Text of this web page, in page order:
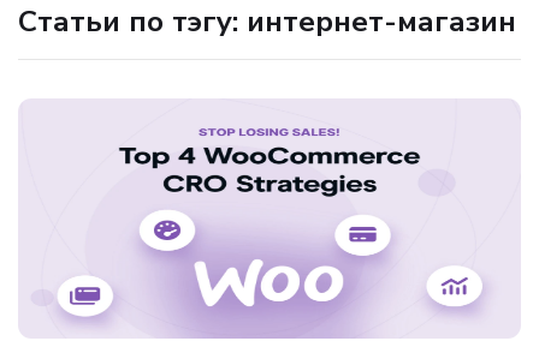
Статьи по тэгу: интернет-магазин